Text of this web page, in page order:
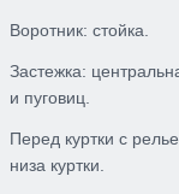
Воротник: стойка.
Застежка:
и пуговиц.
Перед куртки с
низа куртки.